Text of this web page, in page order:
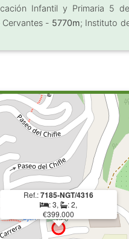
Infantil y Primaria 5
Cervantes - 5770m; Instituto
Ref.:7185-NGT/4316
: 3,
: 2,
€399.000